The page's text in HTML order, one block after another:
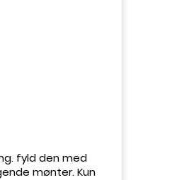
fyld den med
mønter. Kun